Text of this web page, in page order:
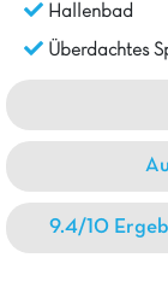
Hallenbad
Überdachtes
9.4/10